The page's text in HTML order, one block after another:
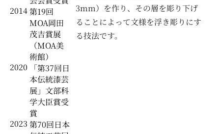
2014第19回
MOA岡田
茂吉賞展
（MOA美
術館）
2020
「第37回日
本伝統漆芸
展」文部科
学大臣賞受
賞
2023 第70回日本
3mm）を作り、その層を彫り下げ
ることによって文様を浮き彫りにす
る技法です。